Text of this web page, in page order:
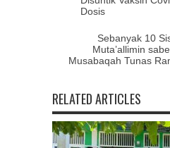
Dosis
Sebanyak 10
Muta’allimin
Musabaqah Tunas
RELATED ARTICLES